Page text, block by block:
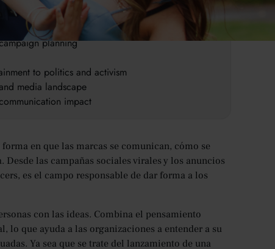
reach and influence audiences
planning
to politics and activism
media landscape
impact
en que las marcas se comunican, cómo se
las campañas sociales virales y los anuncios
es el campo responsable de dar forma a los
con las ideas. Combina el pensamiento
que ayuda a las organizaciones a entender a su
Ya sea que se trate del lanzamiento de una